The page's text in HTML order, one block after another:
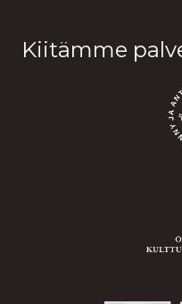
Kiitämme